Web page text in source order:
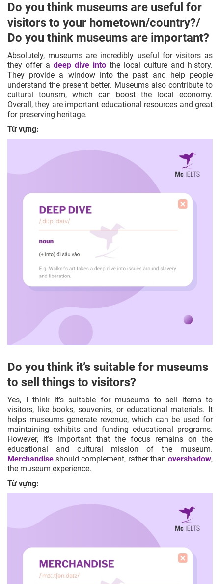
Do you think museums are useful for
visitors to your hometown/country?/
Do you think museums are important?
Absolutely, museums are incredibly useful for visitors as
they offer a deep dive into the local culture and history.
They provide a window into the past and help people
understand the present better. Museums also contribute to
cultural tourism, which can boost the local economy.
Overall, they are important educational resources and great
for preserving heritage.
Từ vựng:
Do you think it’s suitable for museums
to sell things to visitors?
Yes, I think it’s suitable for museums to sell items to
visitors, like books, souvenirs, or educational materials. It
helps museums generate revenue, which can be used for
maintaining exhibits and funding educational programs.
However, it’s important that the focus remains on the
educational and cultural mission of the museum.
Merchandise should complement, rather than overshadow,
the museum experience.
Từ vựng: